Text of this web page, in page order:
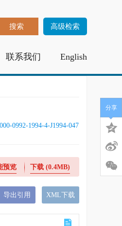
高级检索
联系我们 English
0992-1994-4-J1994-047
预览 下载(0.4MB)
导出引用 XML下载
分享